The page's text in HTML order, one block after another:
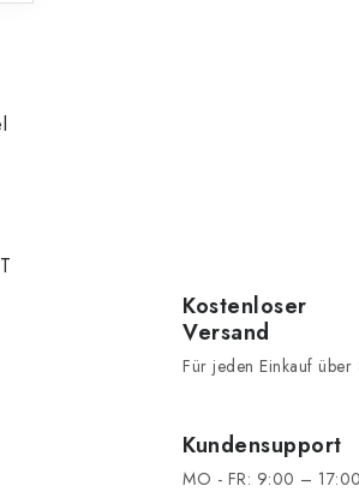
Kostenloser
Versand
Für jeden Einkauf über
Kundensupport
MO - FR: 9:00 – 17:00